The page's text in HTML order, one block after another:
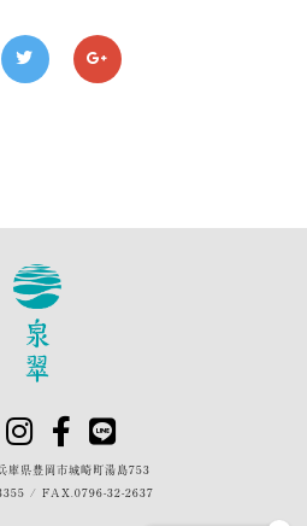
庫県豊岡市城崎町湯島753
/ FAX.0796-32-2637